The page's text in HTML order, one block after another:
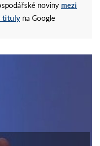
noviny mezi
tituly na Google